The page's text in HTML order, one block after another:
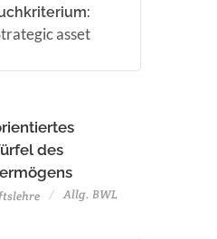
asset
des
Allg. BWL